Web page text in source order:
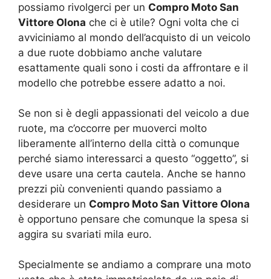
possiamo rivolgerci per un Compro Moto San
Vittore Olona che ci è utile? Ogni volta che ci
avviciniamo al mondo dell’acquisto di un veicolo
a due ruote dobbiamo anche valutare
esattamente quali sono i costi da affrontare e il
modello che potrebbe essere adatto a noi.
Se non si è degli appassionati del veicolo a due
ruote, ma c’occorre per muoverci molto
liberamente all’interno della città o comunque
perché siamo interessarci a questo “oggetto”, si
deve usare una certa cautela. Anche se hanno
prezzi più convenienti quando passiamo a
desiderare un Compro Moto San Vittore Olona
è opportuno pensare che comunque la spesa si
aggira su svariati mila euro.
Specialmente se andiamo a comprare una moto